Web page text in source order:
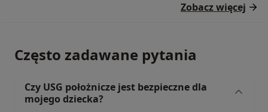
Zobacz więcej
Często zadawane pytania
Czy USG położnicze jest bezpieczne dla
mojego dziecka?